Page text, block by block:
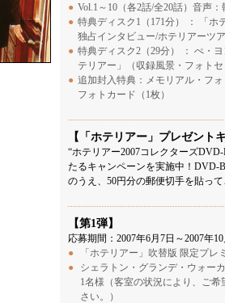
● Vol.1～10（各2話/全20話）音声
● 特典ディスク1（171分） ： 「ホ
独占インタビュー/ホテリアーツ
● 特典ディスク2（29分） ： ぺ・
テリアー」（収録風景・フォト
● 追加封入特典：メモリアル・フ
フォトカード（1枚）
【「ホテリアー」プレゼント
“ホテリアー2007コレクターズ
たるキャンペーンを実施中！DVD-
のうえ、50円分の郵便切手を貼って
【第1弾】
応募期間：2007年6月7日～2007年
●
「ホテリアー」吹替版 限定プ
●
シェラトン・グランデ・ウォー
1名様（客室の状況により、ご
さい。）